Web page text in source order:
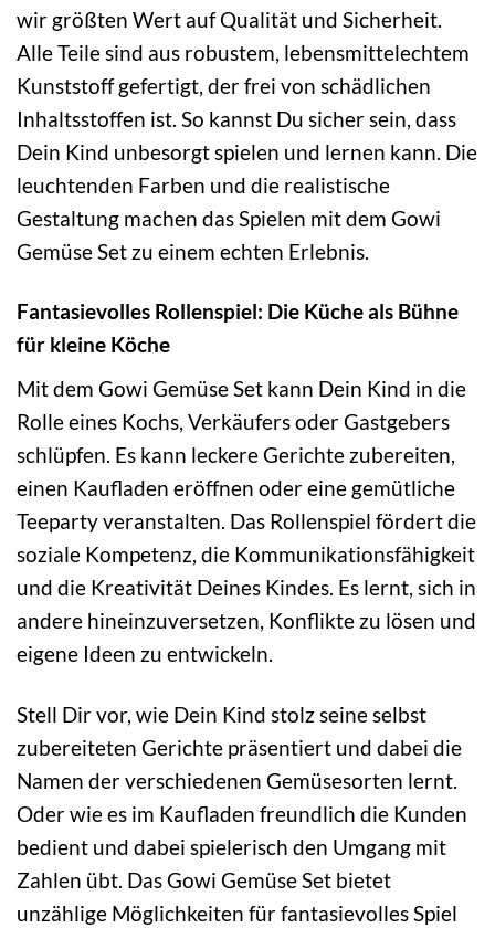
wir größten Wert auf Qualität und Sicherheit.
Alle Teile sind aus robustem, lebensmittelechtem
Kunststoff gefertigt, der frei von schädlichen
Inhaltsstoffen ist. So kannst Du sicher sein, dass
Dein Kind unbesorgt spielen und lernen kann. Die
leuchtenden Farben und die realistische
Gestaltung machen das Spielen mit dem Gowi
Gemüse Set zu einem echten Erlebnis.
Fantasievolles Rollenspiel: Die Küche als Bühne
für kleine Köche
Mit dem Gowi Gemüse Set kann Dein Kind in die
Rolle eines Kochs, Verkäufers oder Gastgebers
schlüpfen. Es kann leckere Gerichte zubereiten,
einen Kaufladen eröffnen oder eine gemütliche
Teeparty veranstalten. Das Rollenspiel fördert die
soziale Kompetenz, die Kommunikationsfähigkeit
und die Kreativität Deines Kindes. Es lernt, sich in
andere hineinzuversetzen, Konflikte zu lösen und
eigene Ideen zu entwickeln.
Stell Dir vor, wie Dein Kind stolz seine selbst
zubereiteten Gerichte präsentiert und dabei die
Namen der verschiedenen Gemüsesorten lernt.
Oder wie es im Kaufladen freundlich die Kunden
bedient und dabei spielerisch den Umgang mit
Zahlen übt. Das Gowi Gemüse Set bietet
unzählige Möglichkeiten für fantasievolles Spiel